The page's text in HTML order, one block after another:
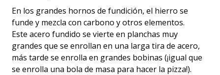
En los grandes hornos de fundición, el hierro se
funde y mezcla con carbono y otros elementos.
Este acero fundido se vierte en planchas muy
grandes que se enrollan en una larga tira de acero,
más tarde se enrolla en grandes bobinas (¡igual que
se enrolla una bola de masa para hacer la pizza!).